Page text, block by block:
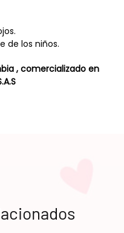
de los niños.
, comercializado en